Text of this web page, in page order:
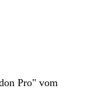
Pro" vom